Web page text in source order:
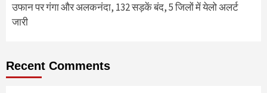
उफान पर गंगा और अलकनंदा, 132 सड़कें बंद, 5 जिलों में येलो अलर्ट
जारी
Recent Comments